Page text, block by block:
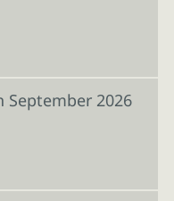
September 2026